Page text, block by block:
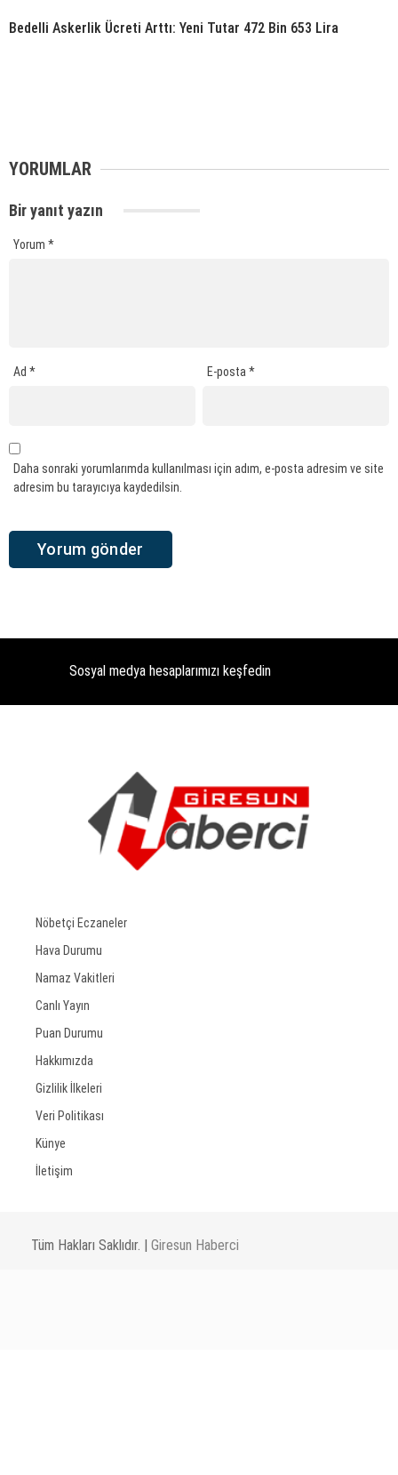
Bedelli Askerlik Ücreti Arttı: Yeni Tutar 472 Bin 653 Lira
YORUMLAR
Bir yanıt yazın
Yorum *
Ad * E-posta*
Daha sonraki yorumlarımda kullanılması için adım, e-posta adresim ve site
adresim bu tarayıcıya kaydedilsin.
Sosyal medya hesaplarımızı keşfedin
Nöbetçi Eczaneler
Hava Durumu
Namaz Vakitleri
Canlı Yayın
Puan Durumu
Hakkımızda
Gizlilik İlkeleri
Veri Politikası
Künye
İletişim
Tüm Hakları Saklıdır. | Giresun Haberci